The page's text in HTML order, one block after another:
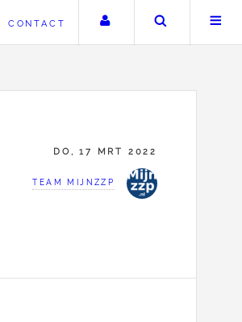
CONTACT Uw accountZoeken
DO, 17 MRT 2022
TEAM MIJNZZP